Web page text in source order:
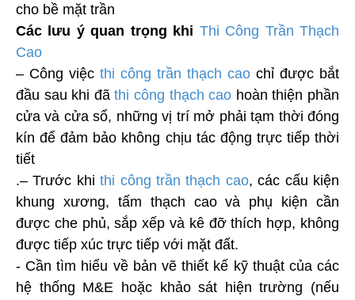
cho bề mặt trần
Các lưu ý quan trọng khi Thi Công Trần Thạch
Cao
– Công việc thi công trần thạch cao chỉ được bắt
đầu sau khi đãthi công thạch cao hoàn thiện phần
cửa và cửa sổ, những vị trí mở phải tạm thời đóng
kín để đảm bảo không chịu tác động trực tiếp thời
tiết
.– Trước khi thi công trần thạch cao, các cấu kiện
khung xương, tấm thạch cao và phụ kiện cần
được che phủ, sắp xếp và kê đỡ thích hợp, không
được tiếp xúc trực tiếp với mặt đất.
- Cần tìm hiểu về bản vẽ thiết kế kỹ thuật của các
hệ thống M&E hoặc khảo sát hiện trường (nếu